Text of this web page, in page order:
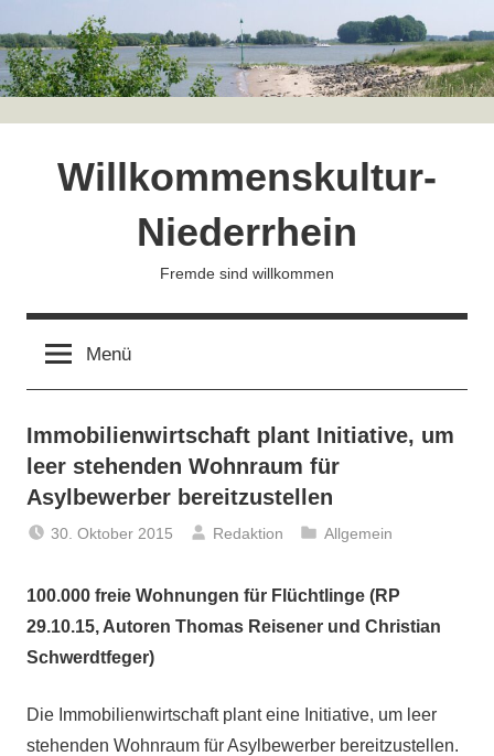
Inhalt
springen
Willkommenskultur-
Niederrhein
Fremde sind willkommen
Menü
Immobilienwirtschaft plant Initiative, um
leer stehenden Wohnraum für
Asylbewerber bereitzustellen
30. Oktober 2015 Redaktion Allgemein
100.000 freie Wohnungen für Flüchtlinge (RP
29.10.15, Autoren Thomas Reisener und Christian
Schwerdtfeger)
Die Immobilienwirtschaft plant eine Initiative, um leer
stehenden Wohnraum für Asylbewerber bereitzustellen.